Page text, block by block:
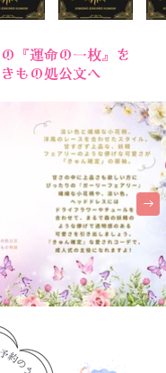
『運命の一枚』を
もの処公文へ